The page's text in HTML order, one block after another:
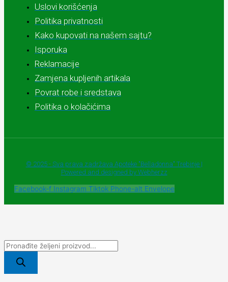
Uslovi korišćenja
Politika privatnosti
Kako kupovati na našem sajtu?
Isporuka
Reklamacije
Zamjena kupljenih artikala
Povrat robe i sredstava
Politika o kolačićima
© 2025 - Sva prava zadržava Apoteke "Belladonna" Trebinje |
Powered and designed by Webherzz
Facebook-f Instagram Tiktok Phone-alt Envelope